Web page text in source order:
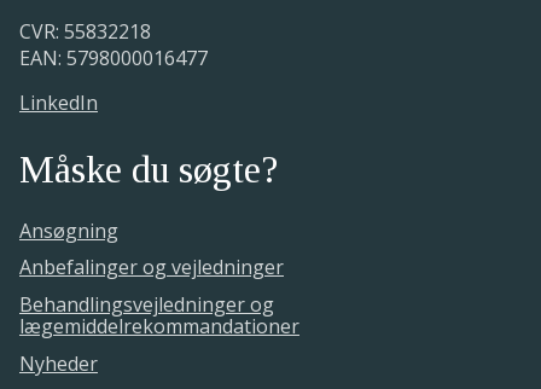
CVR: 55832218
EAN: 5798000016477
LinkedIn
Måske du søgte?
Ansøgning
Anbefalinger og vejledninger
Behandlingsvejledninger og
lægemiddelrekommandationer
Nyheder